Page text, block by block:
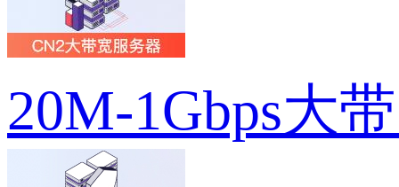
20M-1Gbps大